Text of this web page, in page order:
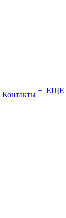
Контакты + ЕЩЕ